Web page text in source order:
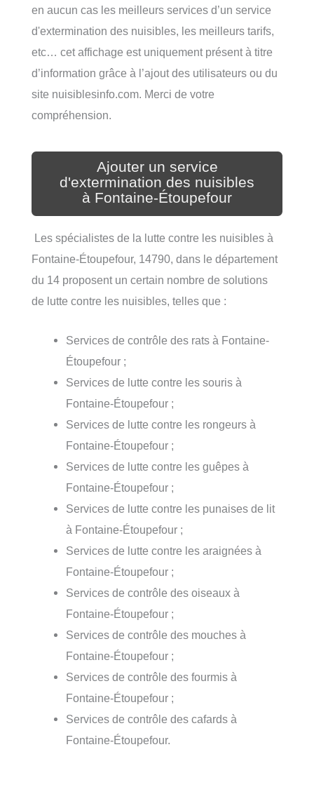
en aucun cas les meilleurs services d’un service
d'extermination des nuisibles, les meilleurs tarifs,
etc… cet affichage est uniquement présent à titre
d’information grâce à l’ajout des utilisateurs ou du
site nuisiblesinfo.com. Merci de votre
compréhension.
Ajouter un service
d'extermination des nuisibles
à Fontaine-Étoupefour
Les spécialistes de la lutte contre les nuisibles à
Fontaine-Étoupefour, 14790, dans le département
du 14 proposent un certain nombre de solutions
de lutte contre les nuisibles, telles que :
Services de contrôle des rats à Fontaine-
Étoupefour ;
Services de lutte contre les souris à
Fontaine-Étoupefour ;
Services de lutte contre les rongeurs à
Fontaine-Étoupefour ;
Services de lutte contre les guêpes à
Fontaine-Étoupefour ;
Services de lutte contre les punaises de lit
à Fontaine-Étoupefour ;
Services de lutte contre les araignées à
Fontaine-Étoupefour ;
Services de contrôle des oiseaux à
Fontaine-Étoupefour ;
Services de contrôle des mouches à
Fontaine-Étoupefour ;
Services de contrôle des fourmis à
Fontaine-Étoupefour ;
Services de contrôle des cafards à
Fontaine-Étoupefour.